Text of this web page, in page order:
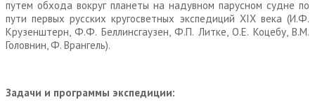
путем обхода вокруг планеты на надувном парусном судне по
пути первых русских кругосветных экспедиций XIX века (И.Ф.
Крузенштерн, Ф.Ф. Беллинсгаузен, Ф.П. Литке, О.Е. Коцебу, В.М.
Головнин, Ф. Врангель).
Задачи и программы экспедиции: